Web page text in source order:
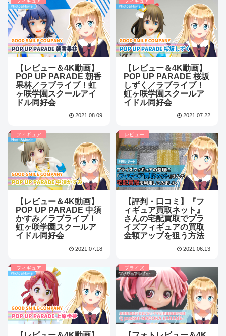
【レビュー＆4K動画】
POP UP PARADE 朝香
果林／ラブライブ！虹
ヶ咲学園スクールアイ
ドル同好会
2021.08.09
【レビュー＆4K動画】
POP UP PARADE 桜坂
しずく／ラブライブ！
虹ヶ咲学園スクールア
イドル同好会
2021.07.22
フィギュア
【レビュー＆4K動画】
POP UP PARADE 中須
かすみ／ラブライブ！
虹ヶ咲学園スクールア
イドル同好会
2021.07.18
レビュー
【評判・口コミ】『フ
ィギュア買取ネット』
さんの宅配買取でプラ
イズフィギュアの買取
金額アップを狙う方法
2021.06.13
フィギュア プライズ